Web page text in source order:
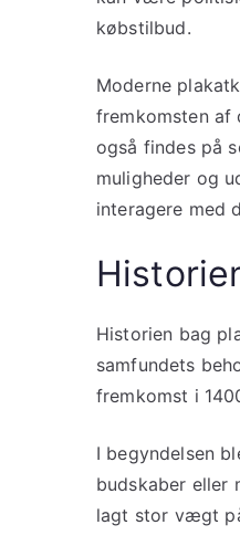
købstilbud.
Moderne
fremkomsten af
også findes på
muligheder og
interagere med
Historien bag
samfundets
fremkomst i
I begyndelsen
budskaber eller
lagt stor vægt